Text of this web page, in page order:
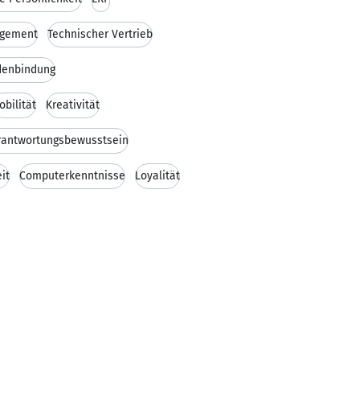
Technischer Vertrieb
Kreativität
Computerkenntnisse Loyalität